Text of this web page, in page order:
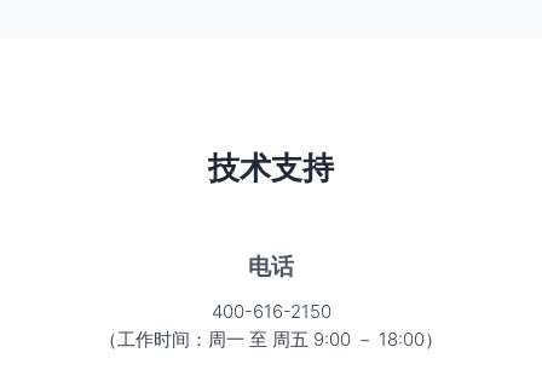
技术支持
电话
400-616-2150
（工作时间：周一 至 周五 9:00 － 18:00）